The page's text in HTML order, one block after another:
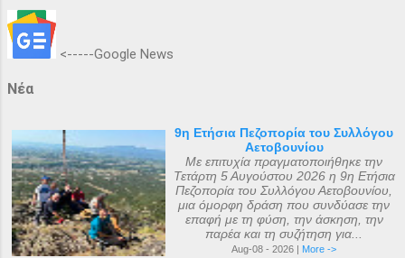
<-----Google News
Νέα
9η Ετήσια Πεζοπορία του Συλλόγου
Αετοβουνίου
Με επιτυχία πραγματοποιήθηκε την
Τετάρτη 5 Αυγούστου 2026 η 9η Ετήσια
Πεζοπορία του Συλλόγου Αετοβουνίου,
μια όμορφη δράση που συνδύασε την
επαφή με τη φύση, την άσκηση, την
παρέα και τη συζήτηση για...
Aug-08 - 2026 | More ->